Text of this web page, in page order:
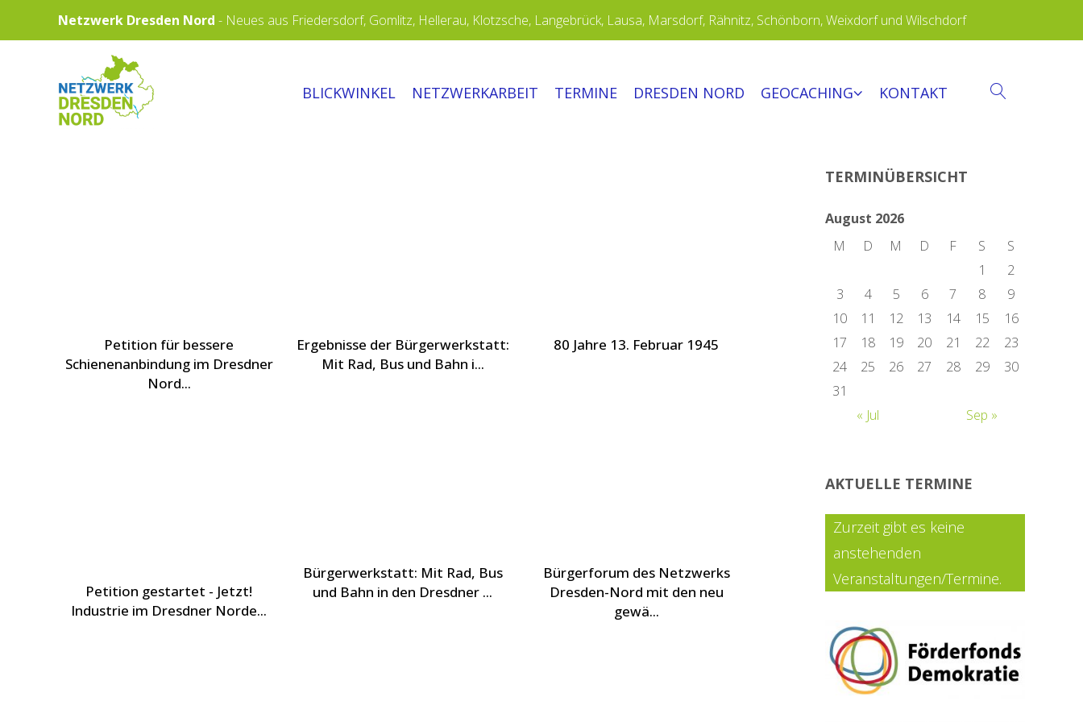
to
Netzwerk Dresden Nord - Neues aus Friedersdorf, Gomlitz, Hellerau, Klotzsche, Langebrück, Lausa, Marsdorf, Rähnitz, Schönborn, Weixdorf und Wilschdorf
BLICKWINKEL NETZWERKARBEIT TERMINE DRESDEN NORD GEOCACHING
KONTAKT
Petition für bessere
Schienenanbindung im Dresdner
Nord...
Ergebnisse der Bürgerwerkstatt:
Mit Rad, Bus und Bahn i...
80 Jahre 13. Februar 1945
Bürgerwerkstatt: Mit Rad, Bus
und Bahn in den Dresdner ...
Bürgerforum des Netzwerks
Dresden-Nord mit den neu
gewä...
Petition gestartet - Jetzt!
Industrie im Dresdner Norde...
TERMINÜBERSICHT
August 2026
M
D M D F S
S
1
2
3
4 5 6 7 8
9
10
11 12 13 14 15
16
17
18 19 20 21 22
23
24
25 26 27 28 29
30
31
« Jul
Sep »
AKTUELLE TERMINE
Zurzeit gibt es keine
anstehenden
Veranstaltungen/Termine.